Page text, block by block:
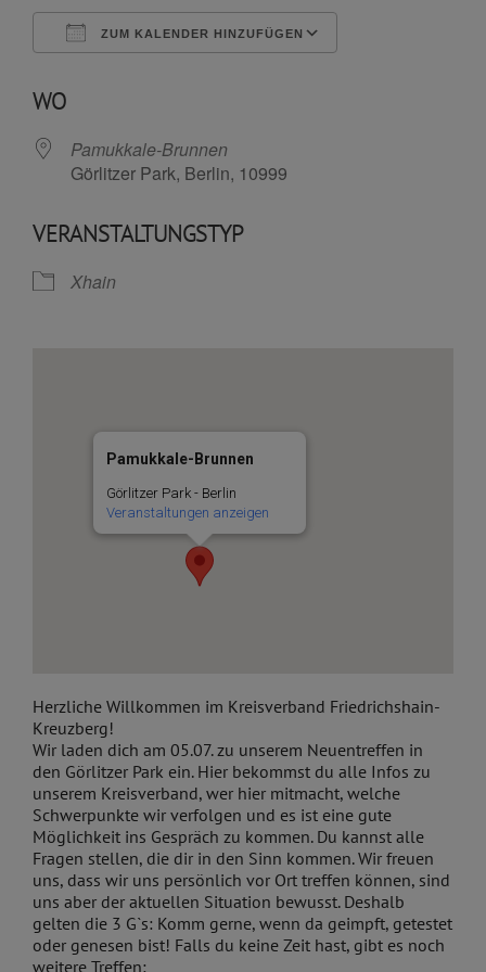
ZUM KALENDER HINZUFÜGEN
WO
Pamukkale-Brunnen
Görlitzer Park, Berlin, 10999
VERANSTALTUNGSTYP
Xhain
Pamukkale-Brunnen
Görlitzer Park - Berlin
Veranstaltungen anzeigen
Herzliche Willkommen im Kreisverband Friedrichshain-
Kreuzberg!
Wir laden dich am 05.07. zu unserem Neuentreffen in
den Görlitzer Park ein. Hier bekommst du alle Infos zu
unserem Kreisverband, wer hier mitmacht, welche
Schwerpunkte wir verfolgen und es ist eine gute
Möglichkeit ins Gespräch zu kommen. Du kannst alle
Fragen stellen, die dir in den Sinn kommen.Wir freuen
uns, dass wir uns persönlich vor Ort treffen können, sind
uns aber der aktuellen Situation bewusst. Deshalb
gelten die 3 G`s: Komm gerne, wenn da geimpft, getestet
oder genesen bist! Falls du keine Zeit hast, gibt es noch
weitere Treffen: